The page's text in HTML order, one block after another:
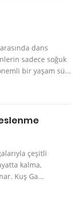
dans
sadece soğuk
bir yaşam sü...
çeşitli
kalma,
Kuş Ga...